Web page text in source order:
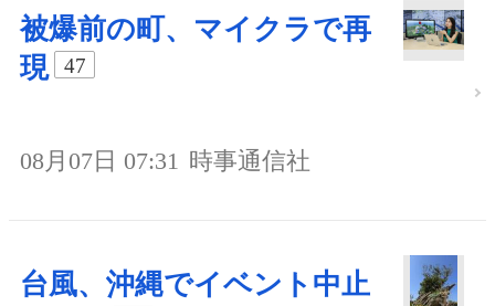
被爆前の町、マイクラで再
現
47
08月07日 07:31 時事通信社
台風、沖縄でイベント中止